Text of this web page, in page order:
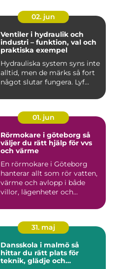
02. jun
Ventiler i hydraulik och
industri – funktion, val och
praktiska exempel
Hydrauliska system syns inte
alltid, men de märks så fort
något slutar fungera. Lyf...
01. jun
Rörmokare i göteborg så
väljer du rätt hjälp för vvs
och värme
En rörmokare i Göteborg
hanterar allt som rör vatten,
värme och avlopp i både
villor, lägenheter och...
31. maj
Dansskola i malmö så
hittar du rätt plats för
teknik, glädje och